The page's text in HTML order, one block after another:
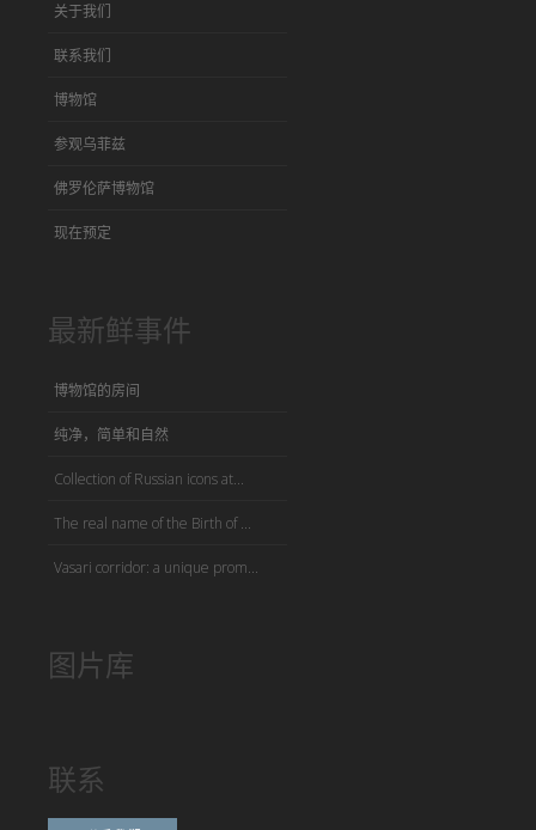
关于我们
联系我们
博物馆
参观乌菲兹
佛罗伦萨博物馆
现在预定
最新鲜事件
博物馆的房间
纯净，简单和自然
Collection of Russian icons at...
The real name of the Birth of ...
Vasari corridor: a unique prom...
图片库
联系